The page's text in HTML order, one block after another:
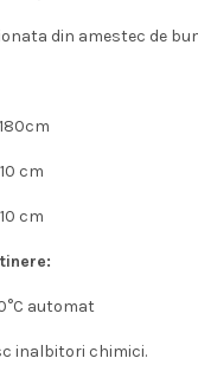
din amestec de
cm
cm
automat
inalbitori chimici.